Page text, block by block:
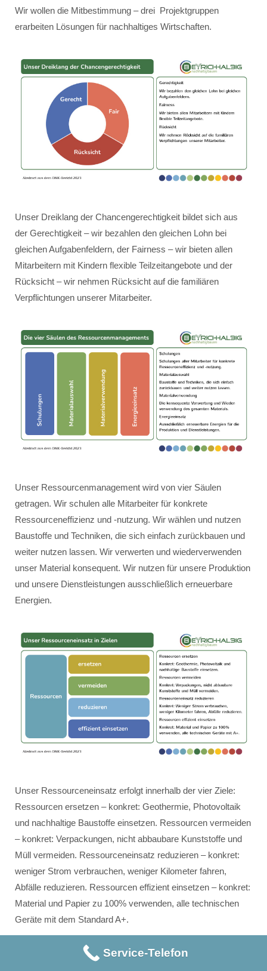
Wir wollen die Mitbestimmung – drei Projektgruppen
erarbeiten Lösungen für nachhaltiges Wirtschaften.
Unser Dreiklang der Chancengerechtigkeit bildet sich aus
der Gerechtigkeit – wir bezahlen den gleichen Lohn bei
gleichen Aufgabenfeldern, der Fairness – wir bieten allen
Mitarbeitern mit Kindern flexible Teilzeitangebote und der
Rücksicht – wir nehmen Rücksicht auf die familiären
Verpflichtungen unserer Mitarbeiter.
Unser Ressourcenmanagement wird von vier Säulen
getragen. Wir schulen alle Mitarbeiter für konkrete
Ressourceneffizienz und -nutzung. Wir wählen und nutzen
Baustoffe und Techniken, die sich einfach zurückbauen und
weiter nutzen lassen. Wir verwerten und wiederverwenden
unser Material konsequent. Wir nutzen für unsere Produktion
und unsere Dienstleistungen ausschließlich erneuerbare
Energien.
Unser Ressourceneinsatz erfolgt innerhalb der vier Ziele:
Ressourcen ersetzen – konkret: Geothermie, Photovoltaik
und nachhaltige Baustoffe einsetzen. Ressourcen vermeiden
– konkret: Verpackungen, nicht abbaubare Kunststoffe und
Müll vermeiden. Ressourceneinsatz reduzieren – konkret:
weniger Strom verbrauchen, weniger Kilometer fahren,
Abfälle reduzieren. Ressourcen effizient einsetzen – konkret:
Material und Papier zu 100% verwenden, alle technischen
Geräte mit dem Standard A+.
Service-Telefon